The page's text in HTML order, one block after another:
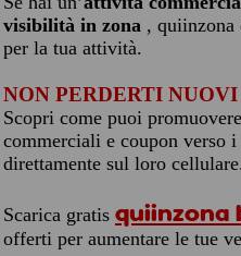
visibilità in zona , quiinzona
per la tua attività.
NON PERDERTI
Scopri come puoi
commerciali e coupon verso
direttamente sul loro cellulare.
Scarica gratis quiinzona
offerti per aumentare le tue